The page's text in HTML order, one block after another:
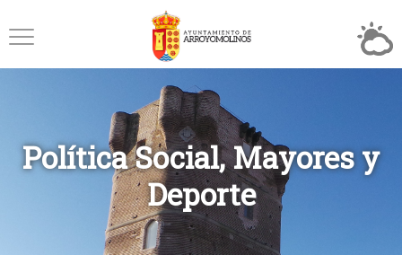
Política Social, Mayores y
Deporte